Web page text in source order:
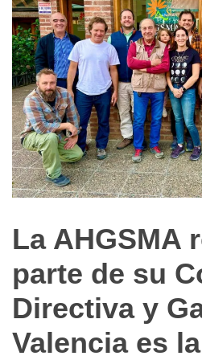
Noticias
Turismo
La AHGSMA
parte de su
Directiva y
Valencia es